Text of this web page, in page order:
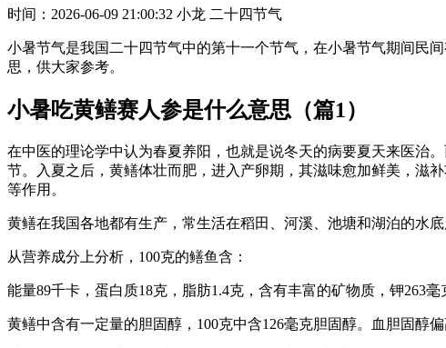
时间： 2026-06-09 21:00:32 小龙 二十四节气
小暑节气是我国二十四节气中的第十一个节气，在小暑节气期间民
思，供大家参考。
小暑吃黄鳝赛人参是什么意思（篇1）
在中医的理论学中认为春夏养阳，也就是说冬天的病要夏天来医治
节。入夏之后，黄鳝体壮而肥，进入产卵期，其滋味愈加鲜美，滋
等作用。
黄鳝在我国各地都有生产，常生活在稻田、河溪、池塘和湖泊的水
从营养成分上分析，100克的鳝鱼含：
能量89千卡，蛋白质18克，脂肪1.4克，含有丰富的矿物质，钾263
黄鳝中含有一定量的胆固醇，100克中含126毫克胆固醇。血胆固醇偏